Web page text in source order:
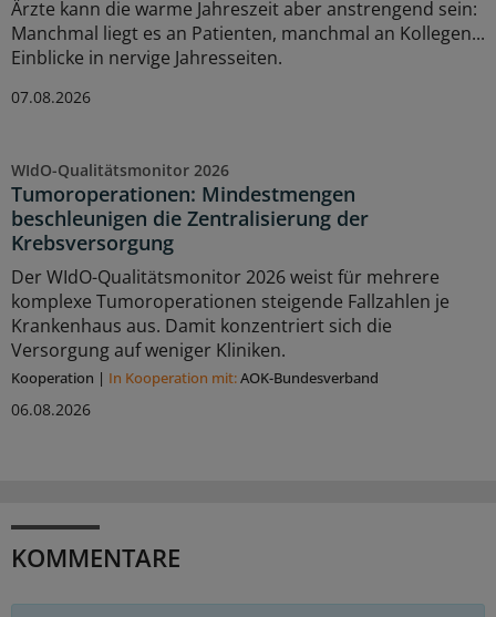
Ärzte kann die warme Jahreszeit aber anstrengend sein:
Manchmal liegt es an Patienten, manchmal an Kollegen...
Einblicke in nervige Jahresseiten.
07.08.2026
WIdO-Qualitätsmonitor 2026
Tumoroperationen: Mindestmengen
beschleunigen die Zentralisierung der
Krebsversorgung
Der WIdO-Qualitätsmonitor 2026 weist für mehrere
komplexe Tumoroperationen steigende Fallzahlen je
Krankenhaus aus. Damit konzentriert sich die
Versorgung auf weniger Kliniken.
Kooperation | In Kooperation mit:AOK-Bundesverband
06.08.2026
KOMMENTARE